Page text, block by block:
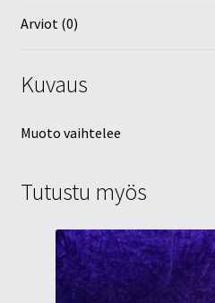
Arviot (0)
Kuvaus
Muoto vaihtelee
Tutustu myös